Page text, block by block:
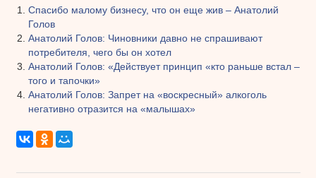
Спасибо малому бизнесу, что он еще жив – Анатолий
Голов
Анатолий Голов: Чиновники давно не спрашивают
потребителя, чего бы он хотел
Анатолий Голов: «Действует принцип «кто раньше встал –
того и тапочки»
Анатолий Голов: Запрет на «воскресный» алкоголь
негативно отразится на «малышах»